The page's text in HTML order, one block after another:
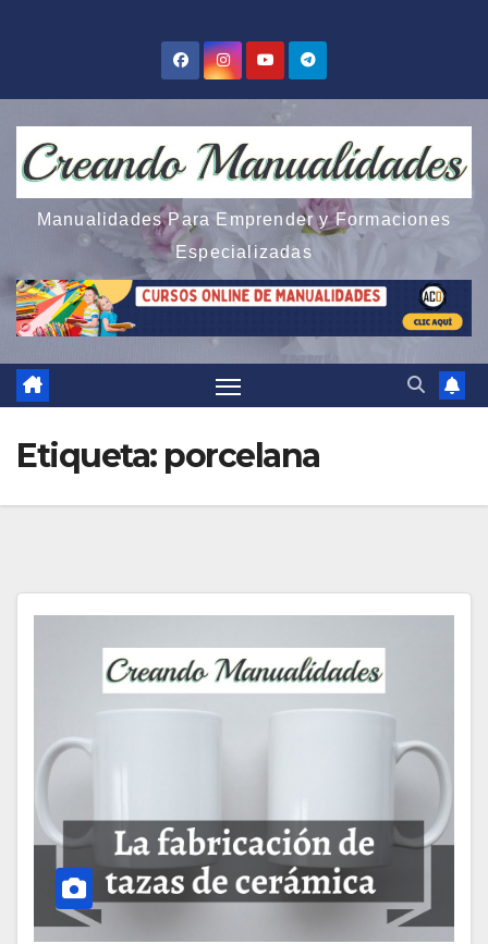
Manualidades Para Emprender y Formaciones
Especializadas
Etiqueta: porcelana